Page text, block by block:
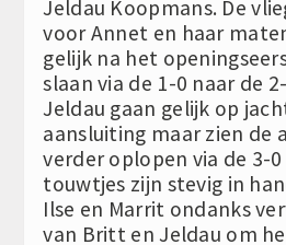
Jeldau Koopmans. De
voor Annet en haar
gelijk na het
slaan via de 1-0 naar de
Jeldau gaan gelijk op
aansluiting maar zien de
verder oplopen via de 3-0
touwtjes zijn stevig in
Ilse en Marrit ondanks
van Britt en Jeldau om